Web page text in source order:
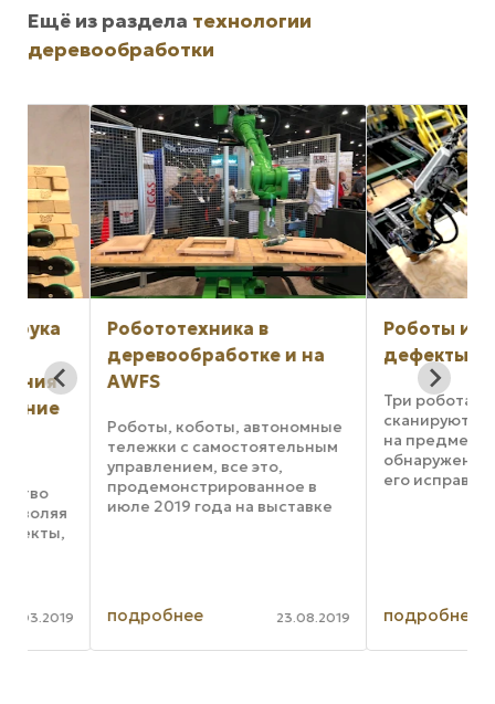
Ещё из раздела технологии
деревообработки
Робототехника в
деревообработке и на
AWFS
Роботы, коботы, автономные
тележки с самостоятельным
управлением, все это,
продемонстрированное в
июле 2019 года на выставке
AWFS 2019 в Лас-Вегасе,
наглядно показало, что эпоха
промышленности уже
наступила. Вот ...
подробнее 23.08.2019
Роботы
дефекты шпона
Три робота
сканируют
на предмет
обнаружен дефект,
его исправляют.
руководством
подробнее